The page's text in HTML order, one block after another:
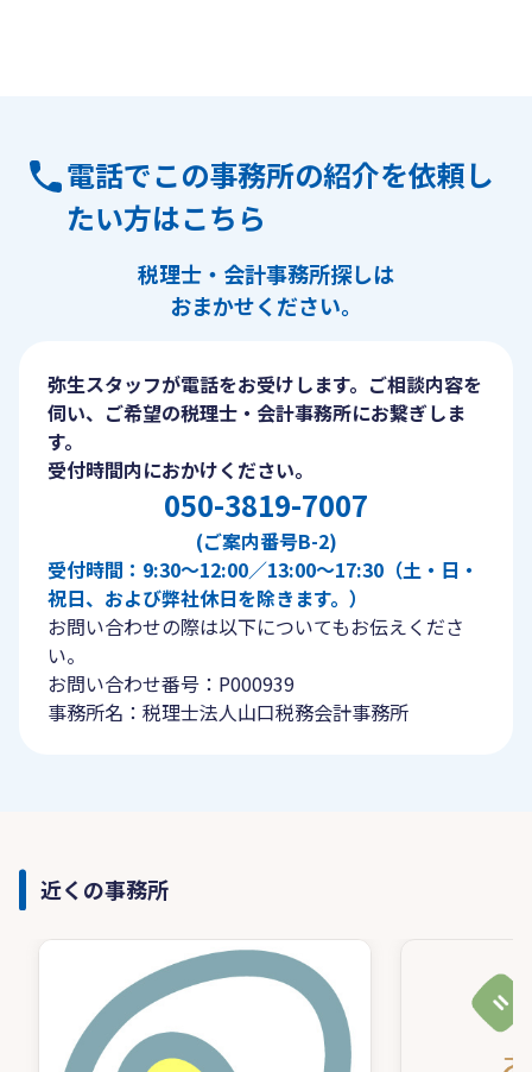
電話でこの事務所の紹介を依頼し
たい方はこちら
税理士・会計事務所探しは
おまかせください。
弥生スタッフが電話をお受けします。ご相談内容を
伺い、ご希望の税理士・会計事務所にお繋ぎしま
す。
受付時間内におかけください。
050-3819-7007
(ご案内番号B-2)
受付時間：9:30〜12:00／13:00〜17:30（土・日・
祝日、および弊社休日を除きます。）
お問い合わせの際は以下についてもお伝えくださ
い。
お問い合わせ番号：P000939
事務所名：税理士法人山口税務会計事務所
近くの事務所